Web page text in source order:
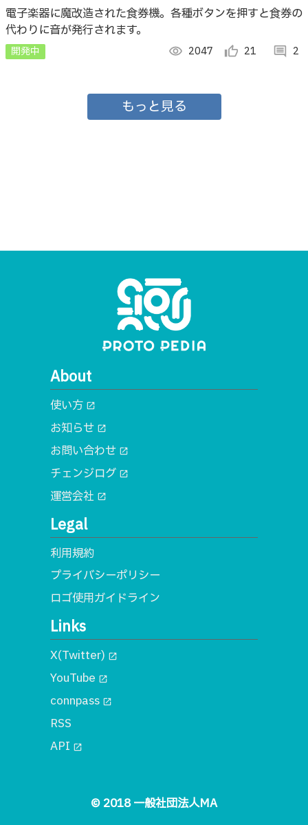
電子楽器に魔改造された食券機。各種ボタンを押すと食券の
代わりに音が発行されます。
開発中 visibility 2047 thumb_up_alt 21 comment 2
もっと見る
About
使い方 open_in_new
お知らせ open_in_new
お問い合わせ open_in_new
チェンジログ open_in_new
運営会社 open_in_new
Legal
利用規約
プライバシーポリシー
ロゴ使用ガイドライン
Links
X(Twitter) open_in_new
YouTube open_in_new
connpass open_in_new
RSS
API open_in_new
© 2018 一般社団法人MA